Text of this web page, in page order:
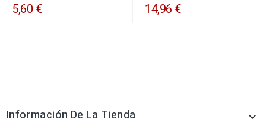
5,60 € 14,96 €
Información De La Tienda 